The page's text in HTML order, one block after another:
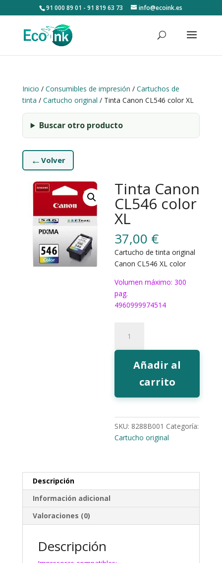
91 000 89 01 - 91 819 63 73 info@ecoink.es
Inicio / Consumibles de impresión / Cartuchos de
tinta / Cartucho original / Tinta Canon CL546 color XL
Buscar otro producto
← Volver
Tinta Canon
CL546 color
XL
37,00 €
Cartucho de tinta original
Canon CL546 XL color
Volumen máximo: 300
pag.
4960999974514
Canon
CL546
cantidad
Añadir al
carrito
SKU: 8288B001 Categoría:
Cartucho original
Descripción
Información adicional
Valoraciones (0)
Descripción